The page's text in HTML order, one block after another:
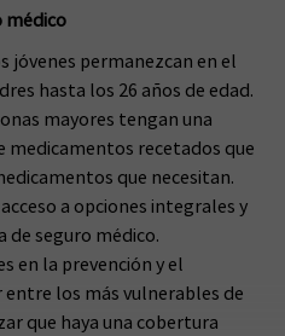
médico
jóvenes permanezcan en el
hasta los 26 años de edad.
mayores tengan una
recetados que
que necesitan.
a opciones integrales y
de seguro médico.
en la prevención y el
los más vulnerables de
que haya una cobertura